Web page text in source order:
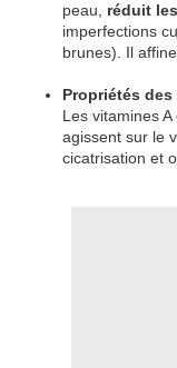
peau, réduit
imperfections
brunes). Il
Propriétés des
Les vitamines A
agissent sur le
cicatrisation et